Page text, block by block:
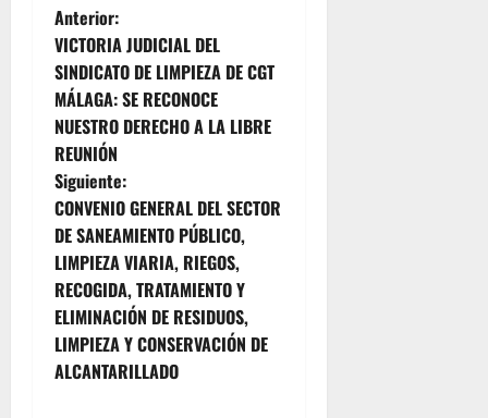
N
a
v
e
g
a
c
i
ó
Anterior:
VICTORIA JUDICIAL DEL
SINDICATO DE LIMPIEZA DE CGT
MÁLAGA: SE RECONOCE
NUESTRO DERECHO A LA LIBRE
REUNIÓN
Siguiente:
CONVENIO GENERAL DEL SECTOR
DE SANEAMIENTO PÚBLICO,
LIMPIEZA VIARIA, RIEGOS,
RECOGIDA, TRATAMIENTO Y
ELIMINACIÓN DE RESIDUOS,
LIMPIEZA Y CONSERVACIÓN DE
ALCANTARILLADO